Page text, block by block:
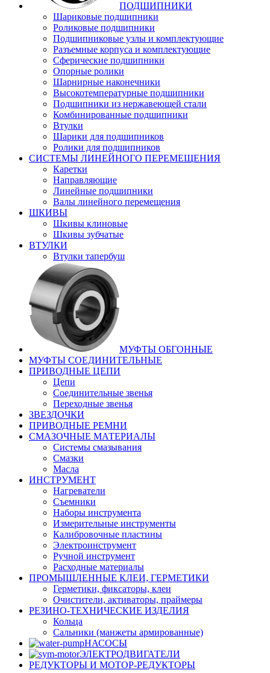
ПОДШИПНИКИ
Шариковые подшипники
Роликовые подшипники
Подшипниковые узлы и комплектующие
Разъемные корпуса и комплектующие
Сферические подшипники
Опорные ролики
Шарнирные наконечники
Высокотемпературные подшипники
Подшипники из нержавеющей стали
Комбинированные подшипники
Втулки
Шарики для подшипников
Ролики для подшипников
СИСТЕМЫ ЛИНЕЙНОГО ПЕРЕМЕЩЕНИЯ
Каретки
Направляющие
Линейные подшипники
Валы линейного перемещения
ШКИВЫ
Шкивы клиновые
Шкивы зубчатые
ВТУЛКИ
Втулки тапербуш
МУФТЫ ОБГОННЫЕ
МУФТЫ СОЕДИНИТЕЛЬНЫЕ
ПРИВОДНЫЕ ЦЕПИ
Цепи
Соединительные звенья
Переходные звенья
ЗВЕЗДОЧКИ
ПРИВОДНЫЕ РЕМНИ
СМАЗОЧНЫЕ МАТЕРИАЛЫ
Системы смазывания
Смазки
Масла
ИНСТРУМЕНТ
Нагреватели
Съемники
Наборы инструмента
Измерительные инструменты
Калибровочные пластины
Электроинструмент
Ручной инструмент
Расходные материалы
ПРОМЫШЛЕННЫЕ КЛЕИ, ГЕРМЕТИКИ
Герметики, фиксаторы, клеи
Очистители, активаторы, праймеры
РЕЗИНО-ТЕХНИЧЕСКИЕ ИЗДЕЛИЯ
Кольца
Сальники (манжеты армированные)
НАСОСЫ
ЭЛЕКТРОДВИГАТЕЛИ
РЕДУКТОРЫ И МОТОР-РЕДУКТОРЫ